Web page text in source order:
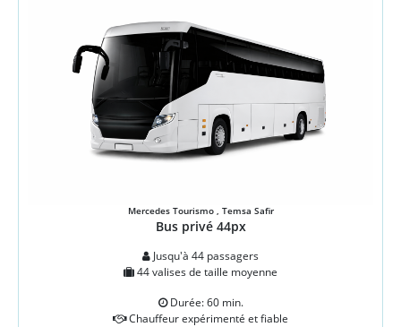
Mercedes Tourismo , Temsa Safir
Bus privé 44px
Jusqu'à 44 passagers
44 valises de taille moyenne
Durée: 60 min.
Chauffeur expérimenté et fiable